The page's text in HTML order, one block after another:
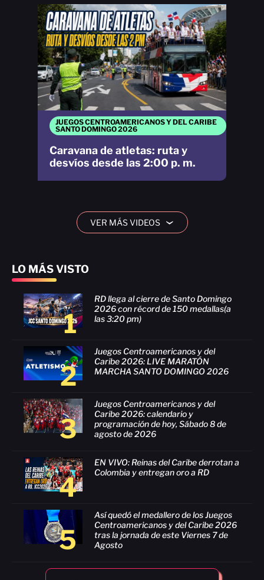
LO MÁS VISTO
1
RD llega al cierre de Santo Domingo
2026 con récord de 150 medallas(a
las 3:20 pm)
2
Juegos Centroamericanos y del
Caribe 2026: LIVE MARATÓN
MARCHA SANTO DOMINGO 2026
3
Juegos Centroamericanos y del
Caribe 2026: calendario y
programación de hoy, Sábado 8 de
agosto de 2026
4
EN VIVO: Reinas del Caribe derrotan a
Colombia y entregan oro a RD
5
Así quedó el medallero de los Juegos
Centroamericanos y del Caribe 2026
tras la jornada de este Viernes 7 de
Agosto
JUEGOS CENTROAMERICANOS Y DEL CARIBE
SANTO DOMINGO 2026
Caravana de atletas: ruta y
desvíos desde las 2:00 p. m.
VER MÁS VIDEOS ›